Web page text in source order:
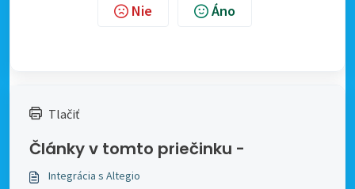
Nie Áno
Tlačiť
Články v tomto priečinku -
Integrácia s Altegio